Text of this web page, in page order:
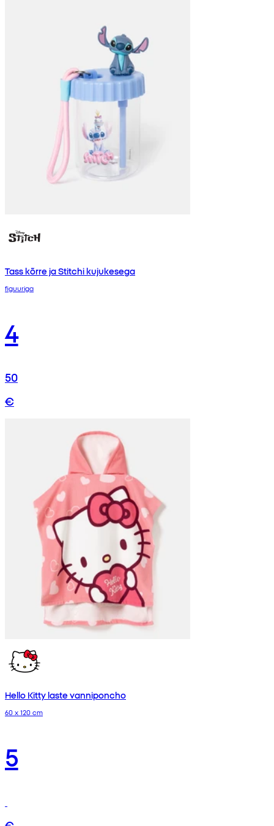
Tass kõrre ja Stitchi kujukesega
figuuriga
4
50
€
Hello Kitty laste vanniponcho
60 x 120 cm
5